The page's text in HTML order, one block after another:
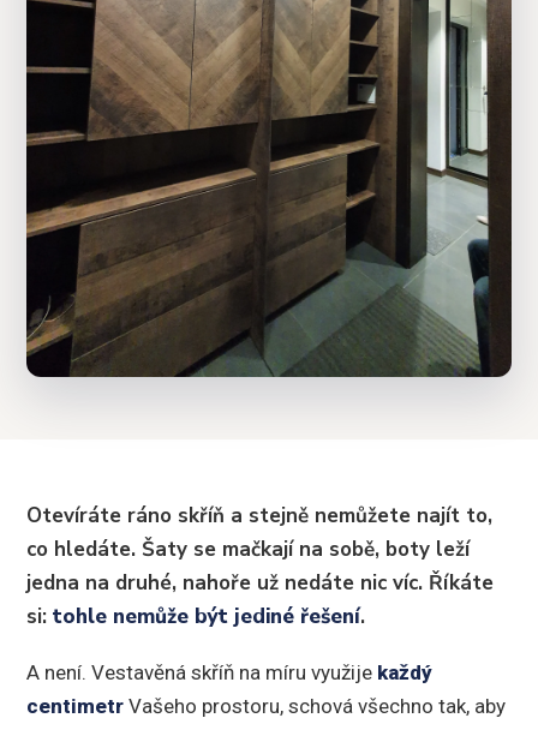
Otevíráte ráno skříň a stejně nemůžete najít to,
co hledáte. Šaty se mačkají na sobě, boty leží
jedna na druhé, nahoře už nedáte nic víc. Říkáte
si: tohle nemůže být jediné řešení.
A není. Vestavěná skříň na míru využije každý
centimetr Vašeho prostoru, schová všechno tak, aby